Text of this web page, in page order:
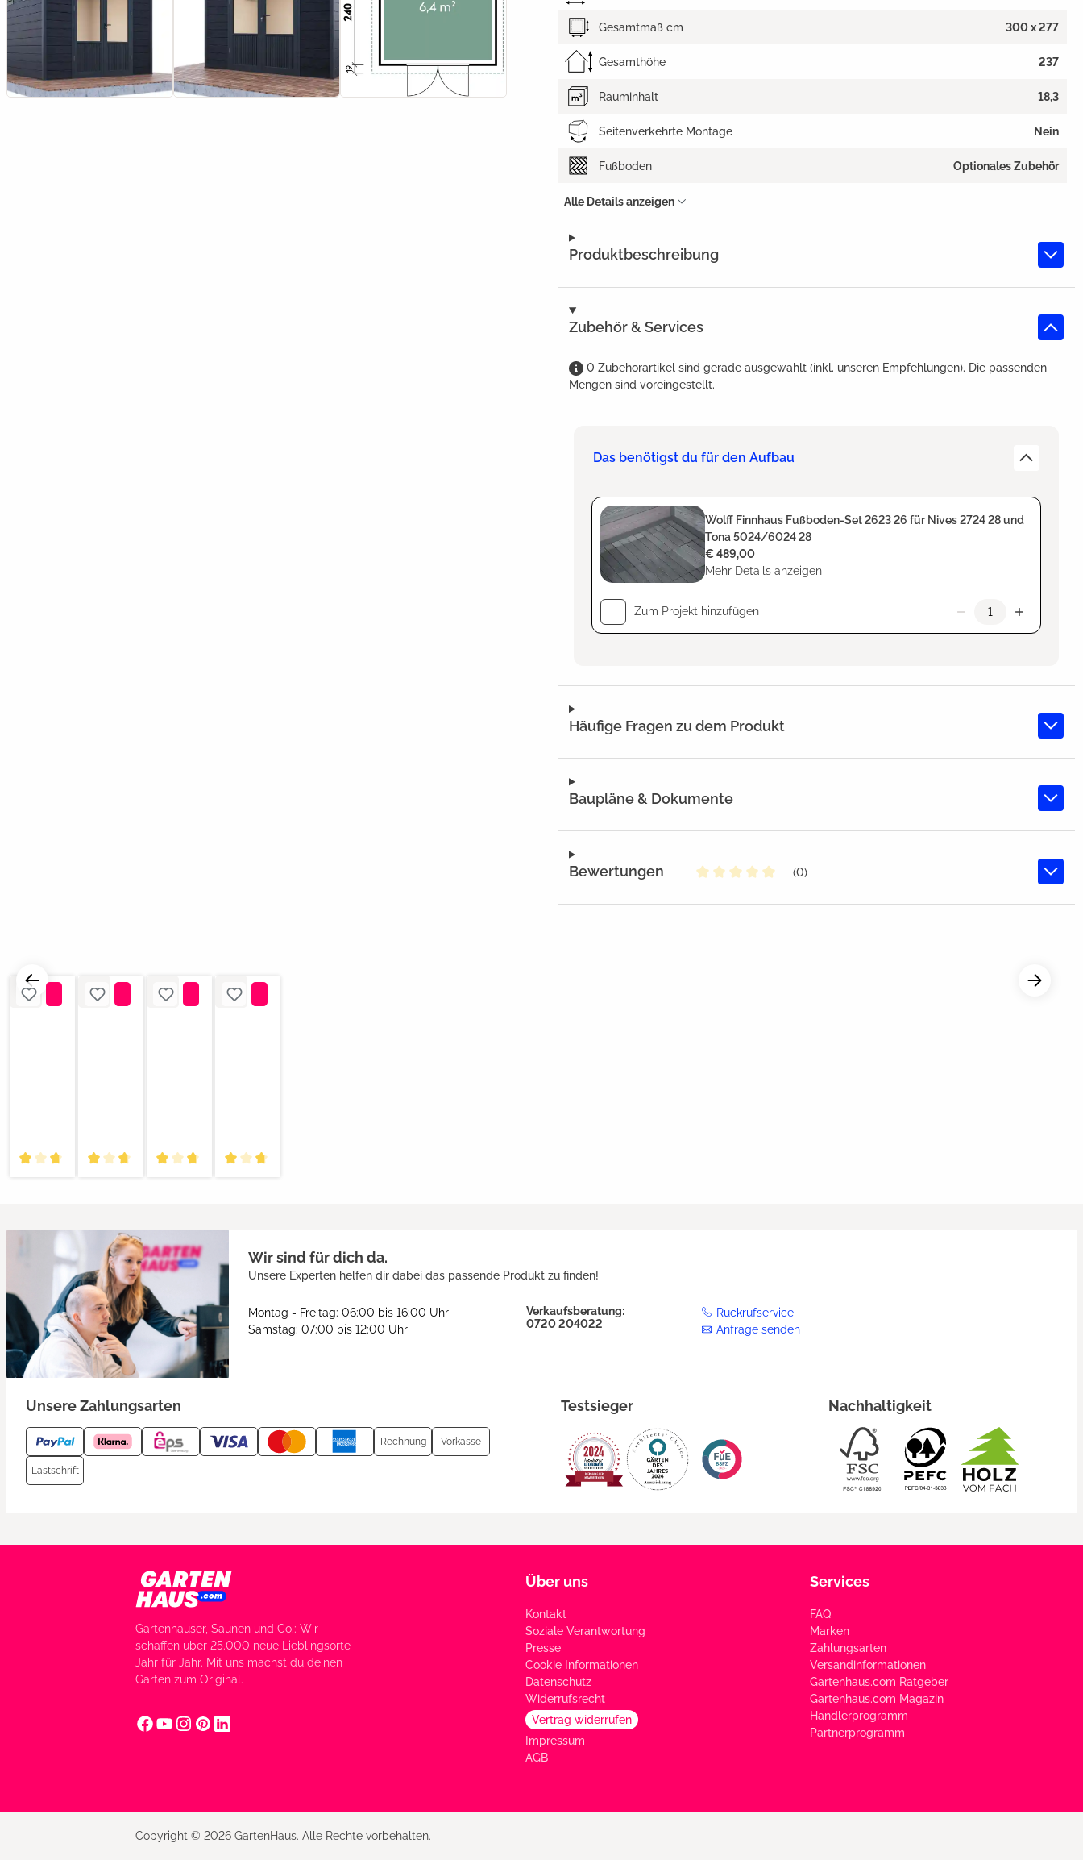
Produktbeschreibung
Zubehör & Services
0 Zubehörartikel sind gerade ausgewählt (inkl. unseren Empfehlungen). Die passenden
Mengen sind voreingestellt.
Das benötigst du für den Aufbau
Wolff Finnhaus Fußboden-Set 2623 26 für Nives 2724 28 und
Tona 5024/6024 28
Mehr Details anzeigen
€ 489,00
Zum Projekt hinzufügen
Häufige Fragen zu dem Produkt
Baupläne & Dokumente
Bewertungen
(0)
Gesamtmaß cm 300 x 277
Gesamthöhe 237
Rauminhalt 18,3
Seitenverkehrte Montage Nein
Fußboden Optionales Zubehör
Alle Details anzeigen
Wir sind für dich da.
Unsere Experten helfen dir dabei das passende Produkt zu finden!
Montag - Freitag: 06:00 bis 16:00 Uhr
Samstag: 07:00 bis 12:00 Uhr
Verkaufsberatung:
0720 204022
Rückrufservice
Anfrage senden
Unsere Zahlungsarten
Rechnung Vorkasse
Lastschrift
Testsieger Nachhaltigkeit
Gartenhäuser, Saunen und Co.: Wir
schaffen über 25.000 neue Lieblingsorte
Jahr für Jahr. Mit uns machst du deinen
Garten zum Original.
Über uns
Kontakt
Soziale Verantwortung
Presse
Cookie Informationen
Datenschutz
Widerrufsrecht
Vertrag widerrufen
Impressum
AGB
Services
FAQ
Marken
Zahlungsarten
Versandinformationen
Gartenhaus.com Ratgeber
Gartenhaus.com Magazin
Händlerprogramm
Partnerprogramm
Copyright © 2026 GartenHaus. Alle Rechte vorbehalten.